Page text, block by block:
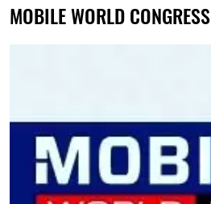
MOBILE WORLD CONGRESS